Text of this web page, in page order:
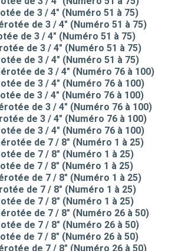
de 3 / 4" (Numéro 51 à 75)
de 3 / 4" (Numéro 51 à 75)
de 3 / 4" (Numéro 51 à 75)
de 3 / 4" (Numéro 51 à 75)
de 3 / 4" (Numéro 51 à 75)
de 3 / 4" (Numéro 76 à 100)
de 3 / 4" (Numéro 76 à 100)
de 3 / 4" (Numéro 76 à 100)
de 3 / 4" (Numéro 76 à 100)
de 3 / 4" (Numéro 76 à 100)
de 3 / 4" (Numéro 76 à 100)
de 7 / 8" (Numéro 1 à 25)
de 7 / 8" (Numéro 1 à 25)
de 7 / 8" (Numéro 1 à 25)
de 7 / 8" (Numéro 1 à 25)
de 7 / 8" (Numéro 1 à 25)
de 7 / 8" (Numéro 1 à 25)
de 7 / 8" (Numéro 26 à 50)
de 7 / 8" (Numéro 26 à 50)
de 7 / 8" (Numéro 26 à 50)
de 7 / 8" (Numéro 26 à 50)